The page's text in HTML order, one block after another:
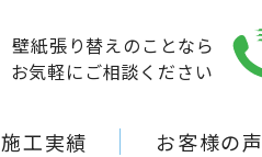
施工実績 お客様の声
壁紙張り替えのことなら
お気軽にご相談ください